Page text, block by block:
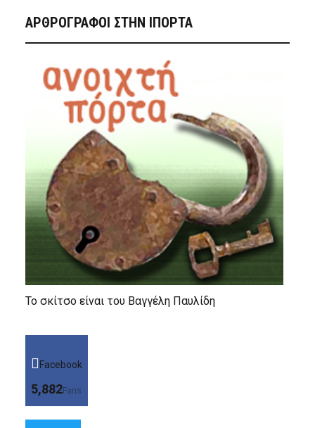
ΑΡΘΡΟΓΡΑΦΟΙ ΣΤΗΝ IΠΟΡΤΑ
Το σκίτσο είναι του Βαγγέλη Παυλίδη
Facebook
5,882Fans